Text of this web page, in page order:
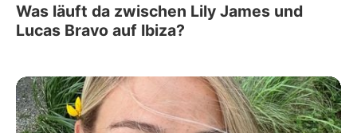
Was läuft da zwischen Lily James und
Lucas Bravo auf Ibiza?